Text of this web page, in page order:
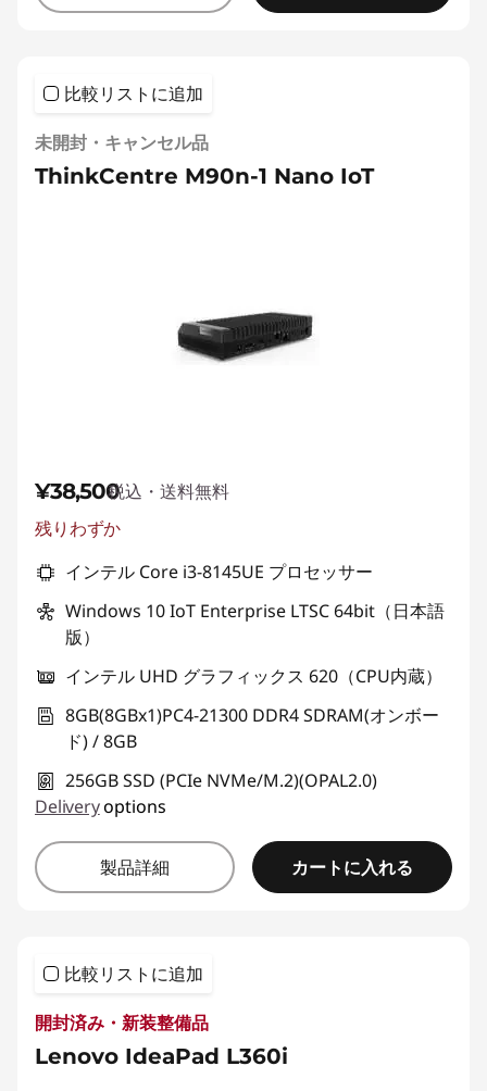
比較リストに追加
未開封・キャンセル品
ThinkCentre M90n-1 Nano IoT
¥38,500税込・送料無料
残りわずか
インテル Core i3-8145UE プロセッサー
Windows 10 IoT Enterprise LTSC 64bit（日本語
版）
インテル UHD グラフィックス 620（CPU内蔵）
8GB(8GBx1)PC4-21300 DDR4 SDRAM(オンボー
ド) / 8GB
256GB SSD (PCIe NVMe/M.2)(OPAL2.0)
Deliveryoptions
製品詳細 カートに入れる
比較リストに追加
開封済み・新装整備品
Lenovo IdeaPad L360i